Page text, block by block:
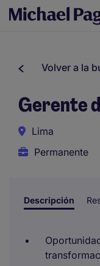
Volver a la
Gerente
Lima
Permanente
Descripción